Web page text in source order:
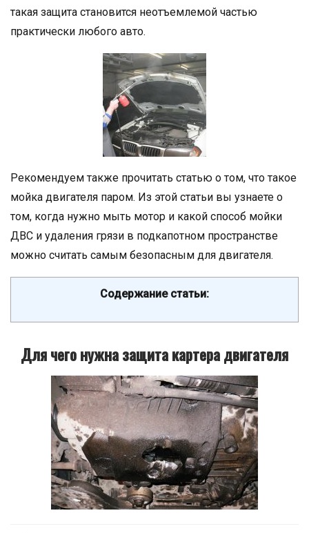
такая защита становится неотъемлемой частью
практически любого авто.
Рекомендуем также прочитать статью о том, что такое
мойка двигателя паром. Из этой статьи вы узнаете о
том, когда нужно мыть мотор и какой способ мойки
ДВС и удаления грязи в подкапотном пространстве
можно считать самым безопасным для двигателя.
Содержание статьи:
Для чего нужна защита картера двигателя